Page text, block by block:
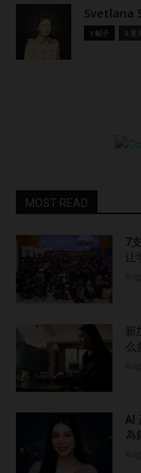
Svetlana
1 帖子 0 意
MOST READ
7
让
新
么
AI
為